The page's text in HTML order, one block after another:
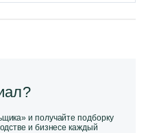
и получайте подборку
и бизнесе каждый